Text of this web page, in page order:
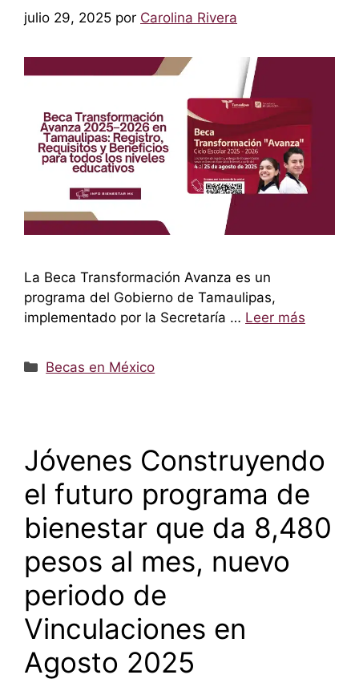
julio 29, 2025 por Carolina Rivera
La Beca Transformación Avanza es un
programa del Gobierno de Tamaulipas,
implementado por la Secretaría … Leer más
Categorías
Becas en México
Jóvenes Construyendo
el futuro programa de
bienestar que da 8,480
pesos al mes, nuevo
periodo de
Vinculaciones en
Agosto 2025